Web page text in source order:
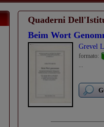
Quaderni
Beim Wort
Grevel
formato:
...